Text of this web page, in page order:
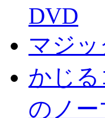
DVD
マジ
かじ
のノ